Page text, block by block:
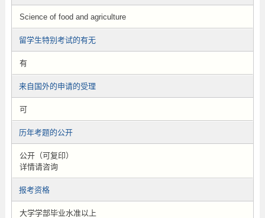
Science of food and agriculture
留学生特别考试的有无
有
来自国外的申请的受理
可
历年考题的公开
公开（可复印）
详情请咨询
报考资格
大学学部毕业水准以上